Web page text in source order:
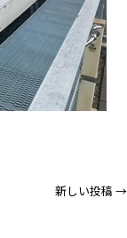
新しい投稿 →